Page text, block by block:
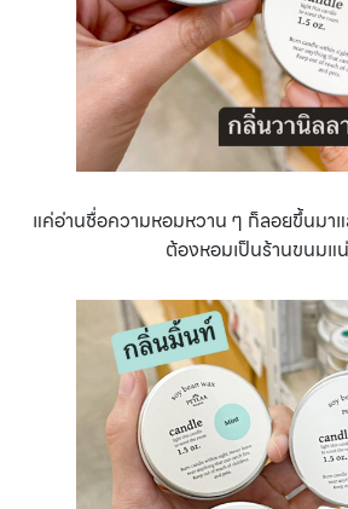
แค่อ่านชื่อความหอมหวาน ๆ ก็ลอยขึ้นมาแ
ต้องหอมเป็นร้านขนมแ